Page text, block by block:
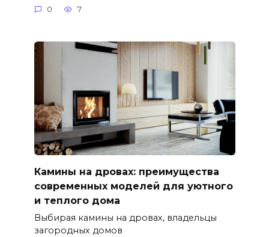
0 7
Камины на дровах: преимущества
современных моделей для уютного
и теплого дома
Выбирая камины на дровах, владельцы
загородных домов